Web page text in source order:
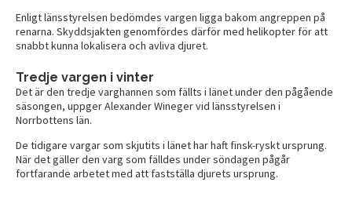
Enligt länsstyrelsen bedömdes vargen ligga bakom angreppen på
renarna. Skyddsjakten genomfördes därför med helikopter för att
snabbt kunna lokalisera och avliva djuret.
Tredje vargen i vinter
Det är den tredje varghannen som fällts i länet under den pågående
säsongen, uppger Alexander Wineger vid länsstyrelsen i
Norrbottens län.
De tidigare vargar som skjutits i länet har haft finsk-ryskt ursprung.
När det gäller den varg som fälldes under söndagen pågår
fortfarande arbetet med att fastställa djurets ursprung.